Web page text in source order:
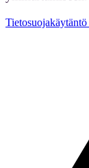
Tietosuojakäytäntö